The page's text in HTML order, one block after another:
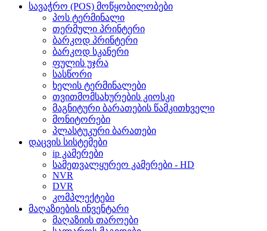
სავაჭრო (POS) მოწყობილობები
პოს ტერმინალი
თერმული პრინტერი
ბარკოდ პრინტერი
ბარკოდ სკანერი
ფულის უჯრა
სასწორი
ხელის ტერმინალები
თვითმომსახურების კიოსკი
მაგნიტური ბარათების წამკითხველი
მონიტორები
პლასტუკური ბარათები
დაცვის სისტემები
ip კამერები
სამეთვალყურეო კამერები - HD
NVR
DVR
კომპლექტები
მაღაზიების ინვენტარი
მაღაზიის თაროები